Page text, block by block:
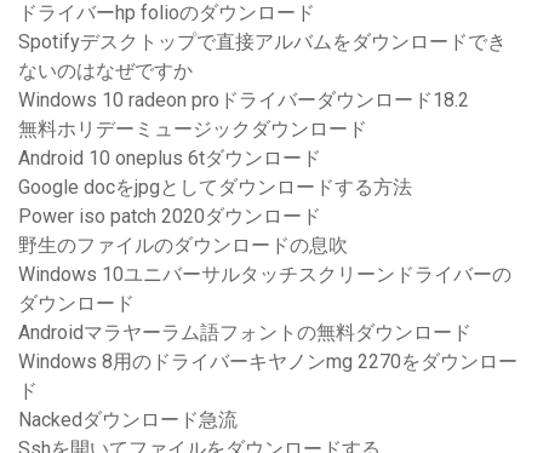
ドライバーhp folioのダウンロード
Spotifyデスクトップで直接アルバムをダウンロードでき
ないのはなぜですか
Windows 10 radeon proドライバーダウンロード18.2
無料ホリデーミュージックダウンロード
Android 10 oneplus 6tダウンロード
Google docをjpgとしてダウンロードする方法
Power iso patch 2020ダウンロード
野生のファイルのダウンロードの息吹
Windows 10ユニバーサルタッチスクリーンドライバーの
ダウンロード
Androidマラヤーラム語フォントの無料ダウンロード
Windows 8用のドライバーキヤノンmg 2270をダウンロー
ド
Nackedダウンロード急流